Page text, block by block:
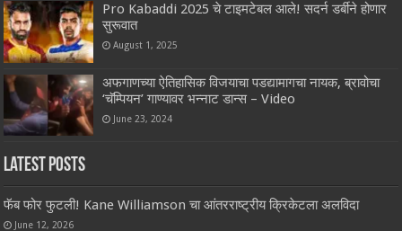
Pro Kabaddi 2025 चे टाइमटेबल आले! सदर्न डर्बीने होणार
सुरूवात
August 1, 2025
अफगाणच्या ऐतिहासिक विजयाचा पडद्यामागचा नायक, ब्रावोचा
‘चॅम्पियन’ गाण्यावर भन्नाट डान्स – Video
June 23, 2024
Latest Posts
फॅब फोर फुटली! Kane Williamson चा आंतरराष्ट्रीय क्रिकेटला अलविदा
June 12, 2026